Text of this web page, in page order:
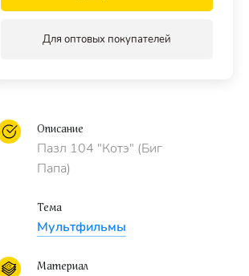
Для оптовых покупателей
Описание
Пазл 104 "Котэ" (Биг
Папа)
Тема
Мультфильмы
Материал